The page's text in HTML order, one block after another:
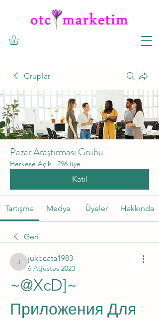
Gruplar
Pazar Araştırması Grubu
Herkese Açık · 296 üye
Katıl
Tartışma Medya Üyeler Hakkında
Geri
jukecata1983
jukecata1983
6 Ağustos 2023
~@XcD]~
Приложения Для